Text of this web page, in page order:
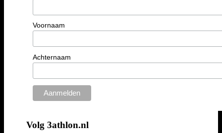
Voornaam
Achternaam
Volg 3athlon.nl